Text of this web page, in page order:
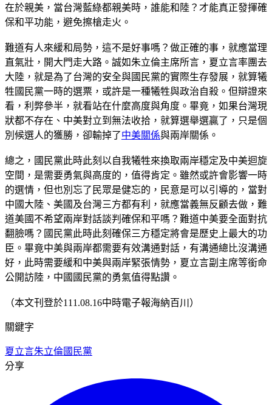
在於親美，當台灣藍綠都親美時，誰能和陸？才能真正發揮確
保和平功能，避免擦槍走火。
難道有人來緩和局勢，這不是好事嗎？做正確的事，就應當理
直氣壯，開大門走大路。誠如朱立倫主席所言，夏立言率團去
大陸，就是為了台灣的安全與國民黨的實際生存發展，就算犧
牲國民黨一時的選票，或許是一種犧牲與政治自殺。但辯證來
看，利弊參半，就看站在什麼高度與角度。畢竟，如果台灣現
狀都不存在、中美對立到無法收拾，就算選舉選贏了，只是個
別候選人的獲勝，卻輸掉了中美關係與兩岸關係。
總之，國民黨此時此刻以自我犧牲來換取兩岸穩定及中美迴旋
空間，是需要勇氣與高度的，值得肯定。雖然或許會影響一時
的選情，但也別忘了民眾是健忘的，民意是可以引導的，當對
中國大陸、美國及台灣三方都有利，就應當義無反顧去做，難
道美國不希望兩岸對話談判確保和平嗎？難道中美要全面對抗
翻臉嗎？國民黨此時此刻確保三方穩定將會是歷史上最大的功
臣。畢竟中美與兩岸都需要有效溝通對話，有溝通總比沒溝通
好，此時需要緩和中美與兩岸緊張情勢，夏立言副主席等銜命
公開訪陸，中國國民黨的勇氣值得點讚。
（本文刊登於111.08.16中時電子報海納百川）
關鍵字
夏立言朱立倫國民黨
分享